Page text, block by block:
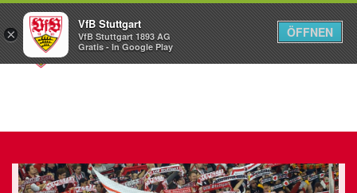
Menü
×
VfB Stuttgart
VfB Stuttgart 1893 AG
Gratis - In Google Play
ÖFFNEN